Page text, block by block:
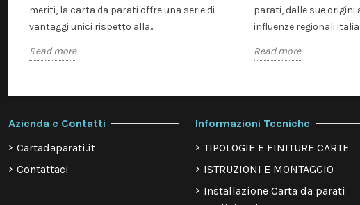
meriti, la carta da parati offre una serie di
vantaggi unici rispetto alla...
Read more
parati, dalle sue origini
influenze regionali
Read more
Azienda e Contatti
Cartadaparati.it
Contattaci
Informazioni Tecniche
TIPOLOGIE E FINITURE CARTE
ISTRUZIONI E MONTAGGIO
Installazione Carta da parati